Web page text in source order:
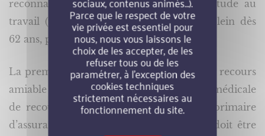
reconnaissance de l’invalidité, de l’inaptitude au
travail (pour obtenir sa retraite à taux plein dès
62 ans, par exemple).
La première étape de la procédure est un recours
amiable obligatoire devant la commission médicale
de recours amiable auprès de la caisse primaire
d’assurance maladie ou de la MSA. Elle doit être
Parce que le respect de votre
vie privée est essentiel pour
nous, nous vous laissons le
choix de les accepter, de les
refuser tous ou de les
paramétrer, à l’exception des
cookies techniques
strictement nécessaires au
fonctionnement du site.